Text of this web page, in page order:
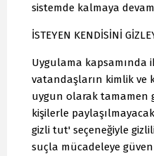
sistemde kalmaya
İSTEYEN KENDİSİNİ
Uygulama
vatandaşların kimlik ve
uygun olarak tamamen
kişilerle
gizli tut' seçeneğiyle
suçla mücadeleye